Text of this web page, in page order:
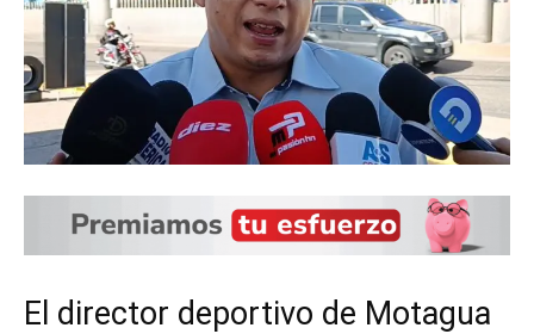
El director deportivo de Motagua